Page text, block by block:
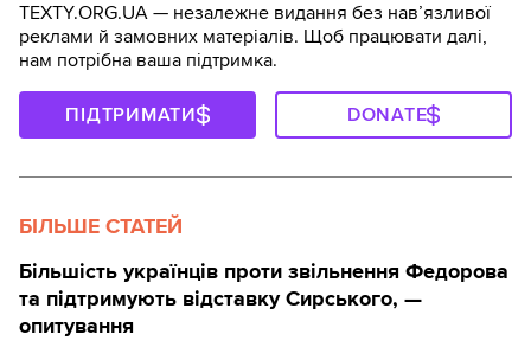
TEXTY.ORG.UA — незалежне видання без навʼязливої
реклами й замовних матеріалів. Щоб працювати далі,
нам потрібна ваша підтримка.
ПІДТРИМАТИ DONATE
БІЛЬШЕ СТАТЕЙ
Більшість українців проти звільнення Федорова
та підтримують відставку Сирського, —
опитування